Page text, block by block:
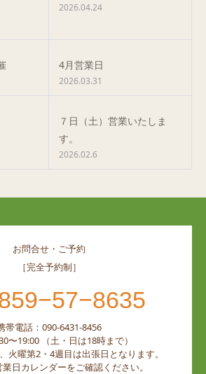
2026.04.24
4月営業日
2026.03.31
７日（土）営業いたしま
す。
2026.02.6
お問合せ・ご予約
［完全予約制］
帯電話：090-6431-8456
〜19:00 （土・日は18時まで）
火曜第2・4週目は出張日となります。
日カレンダーをご確認ください。